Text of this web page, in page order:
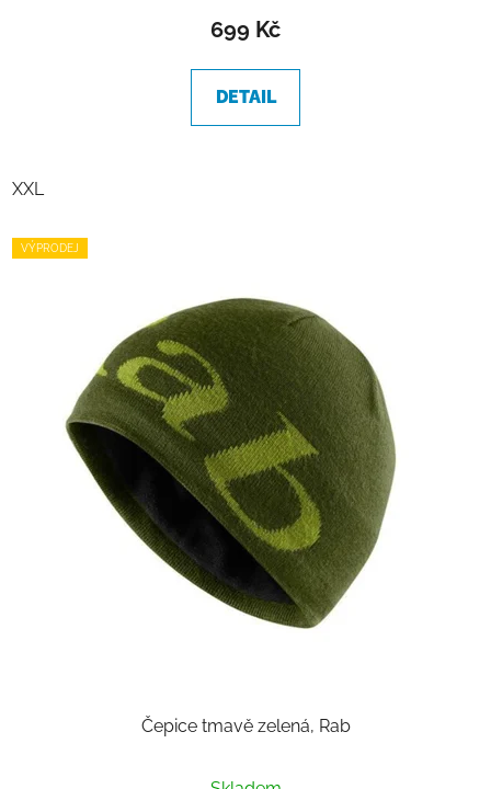
produktu
je
5,0
z
699 Kč
DETAIL
XXL
VÝPRODEJ
Čepice tmavě zelená, Rab